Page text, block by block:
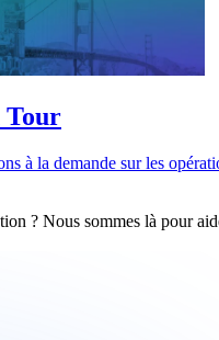
Tour
à la demande sur les
? Nous sommes là pour